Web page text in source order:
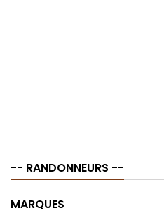
-- RANDONNEURS --
MARQUES